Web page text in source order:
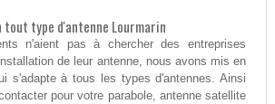
type d'antenne Lourmarin
n'aient pas à chercher des entreprises
de leur antenne, nous avons mis en
s'adapte à tous les types d'antennes. Ainsi
pour votre parabole, antenne satellite